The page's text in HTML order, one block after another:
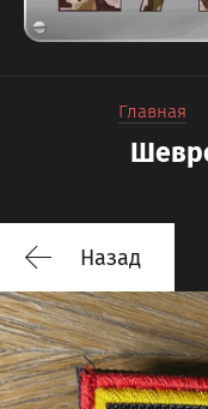
Главная
Назад